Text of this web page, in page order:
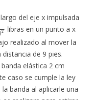
del eje x impulsada
+x)2
libras en un punto a x
realizado al mover la
de 9 pies.
elástica 2 cm
caso se cumple la ley
banda al aplicarle una